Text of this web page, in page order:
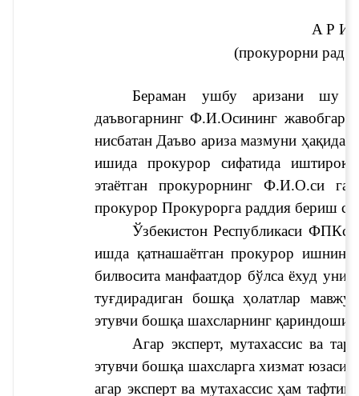
А Р И
(прокурорни рад
Бераман ушбу аризани шу
даъвогарнинг Ф.И.Осининг жавобгар
нисбатан Даъво ариза мазмуни
ишида прокурор сифатида иштирок
этаётган прокурорнинг Ф.И.О.си га
прокурор Прокурорга раддия бериш
Ўзбекистон Республикаси
ишда қатнашаётган прокурор ишнинг
билвосита манфаатдор бўлса ёхуд
туғдирадиган бошқа ҳолатлар
этувчи бошқа шахсларнинг қариндоши
Агар эксперт, мутахассис ва
этувчи бошқа шахсларга хизмат
агар эксперт ва мутахассис ҳам